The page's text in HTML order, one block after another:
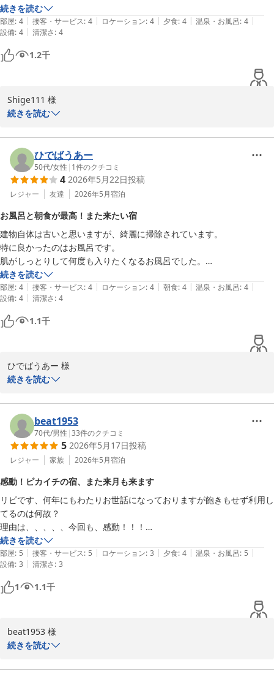
和銅鉱泉 薬師の湯 ゆの宿 和どう
2026-07-02
食事は十分な量があり、地のものをいかした料理で美味しかった
温泉も広くてのんびりできたし、入れる時間も長いのでよかった
ただお湯は温泉感の少ない泉質でした
続きを読む
部屋: 4 | 接客・サービス: 4 | ロケーション: 4 | 夕食: 4 | 温泉・お風呂: 4 |
設備: 4 | 清潔さ: 4
1.2千
Shige111 様
ございます。
館内も部屋も清掃が行き届いており、綺麗とお褒めいただけて大変
嬉しく思います。
ただけたとのことで、便利と感じていただけて何よりです。
お食事は地のものを活かした料理をお楽しみいただき、量にもご満
足いただけたとのお言葉、大変励みになります。
温泉も広く、のんびりお過ごしいただけ、入浴時間も長い点を評価
してくださりありがとうございます。
ただお湯の泉質について温泉感が少ないとのご指摘、貴重なご意見
ご宿泊ご投稿ありがとうございました。
和銅鉱泉 薬師の湯 ゆの宿 和どう
2026-06-12
続きを読む
ひでばうあー
50代/女性 | 1件のクチコミ
4 2026年5月22日投稿
レジャー 友達 2026年5月宿泊
お風呂と朝食が最高！また来たい宿
建物自体は古いと思いますが、綺麗に掃除されています。
特に良かったのはお風呂です。
肌がしっとりして何度も入りたくなるお風呂でした。
朝食のみの2泊で宿泊しましたがメニューも変えてもらえて味も良くご
飯が進みました。スタッフの方もみんな親切で駅までの送り迎えを何度
もありがとうございました。
また、行きたくなる宿です。
続きを読む
部屋: 4 | 接客・サービス: 4 | ロケーション: 4 | 朝食: 4 | 温泉・お風呂: 4 |
設備: 4 | 清潔さ: 4
1.1千
ひでばうあー 様
ございます。
建物自体は古さを感じる箇所もあるかと思いますが、清潔さには特
に気を配り、皆さまに心地よくお過ごしいただけるよう努めており
ます。
お風呂をお気に召していただけたうえ、肌がしっとりと感じていた
だけたとのお言葉、大変嬉しく拝見しました。何度も入りたくなる
お風呂であるとのコメントは、私たちの励みになります。
朝食は2泊というご滞在でもメニューを変えてご用意し、味にもご
満足いただけたとのこと、安心しました。ご飯が進むとのお言葉も
大変嬉しいです。
スタッフの対応や、駅までの送迎をご評価いただき、感謝申し上げ
また行きたくなる宿とのお言葉、私たちにとって最高の褒め言葉で
す。次回のご来訪を、スタッフ一同心よりお待ちしております。
続きを読む
beat1953
70代/男性 |33件のクチコミ
5 2026年5月17日投稿
レジャー 家族 2026年5月宿泊
感動！ピカイチの宿、また来月も来ます
リピです、何年にもわたりお世話になっておりますが飽きもせず利用し
てるのは何故？
理由は、、、、、今回も、感動！！！
部屋ご担当頂いた方の対応＆笑顔の素晴らしいこと！
これなんです✨
料理　温泉　居心地
埼玉県ではピカイチの宿泊施設です。
口コミすると更に予約しずらくなりますが
続きを読む
部屋: 5 | 接客・サービス: 5 | ロケーション: 3 | 夕食: 4 | 温泉・お風呂: 5 |
設備: 3 | 清潔さ: 3
1 1.1千
beat1953 様
誠にありがとうございます。また、これ以上ないほどの素晴らしい
続きを読む